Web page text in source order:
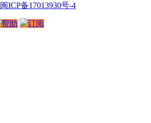
闽ICP备17013930号-4
帮助 订阅